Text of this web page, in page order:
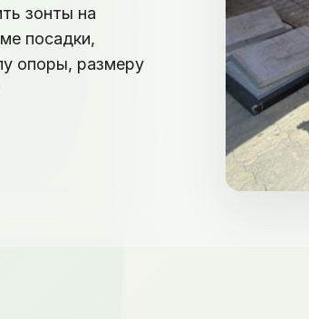
зонты на
посадки,
опоры, размеру